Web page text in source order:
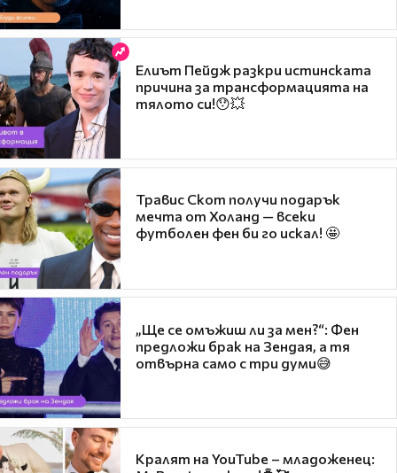
Елиът Пейдж разкри истинската
причина за трансформацията на
тялото си!😯💥
Травис Скот получи подарък
мечта от Холанд — всеки
футболен фен би го искал! 🤩
„Ще се омъжиш ли за мен?“: Фен
предложи брак на Зендая, а тя
отвърна само с три думи😅
Кралят на YouTube – младоженец: